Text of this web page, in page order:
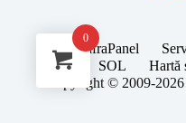
Despre InfraPanel
ANPC
SOL Hartă
Copyright © 2009-
0